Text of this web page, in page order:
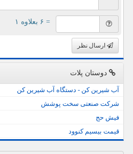
= ۶ بعلاوه ۱
ارسال نظر
دوستان پلات
آب شیرین کن - دستگاه آب شیرین کن
شرکت صنعتی سخت پوشش
فیش حج
قیمت بیسیم کنوود